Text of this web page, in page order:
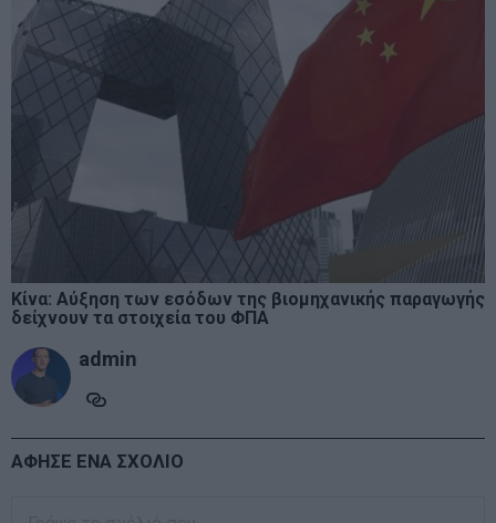
Κίνα: Αύξηση των εσόδων της βιομηχανικής παραγωγής
δείχνουν τα στοιχεία του ΦΠΑ
admin
ΑΦΗΣΕ ΕΝΑ ΣΧΟΛΙΟ